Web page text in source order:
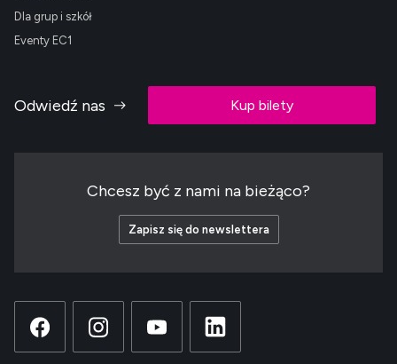
Dla grup i szkół
Eventy EC1
Odwiedź nas Kup bilety
Chcesz być z nami na bieżąco?
Zapisz się do newslettera